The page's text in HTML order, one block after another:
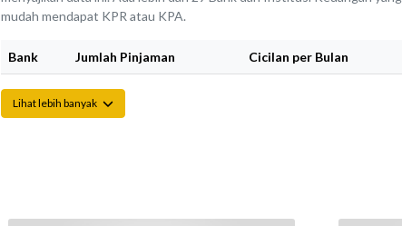
mudah mendapat KPR atau KPA.
Bank Jumlah Pinjaman Cicilan per Bulan
Lihat lebih banyak